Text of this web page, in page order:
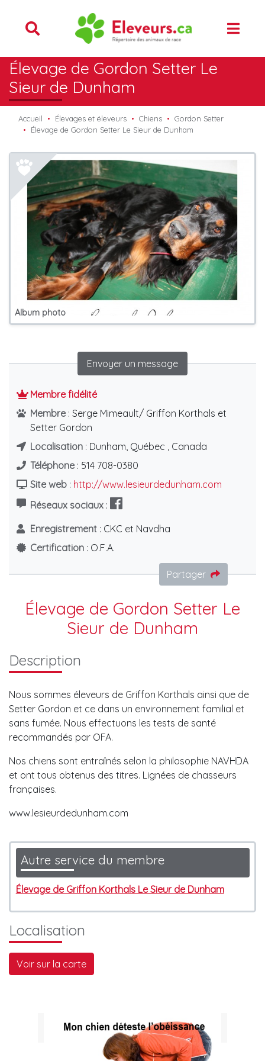
Élevage de Gordon Setter Le
Sieur de Dunham
Accueil Élevages et éleveurs Chiens
Gordon Setter
Élevage de Gordon Setter Le Sieur de Dunham
Album photo
Envoyer un message
Membre fidélité
Membre : Serge Mimeault/ Griffon Korthals et
Setter Gordon
Localisation : Dunham, Québec , Canada
Téléphone : 514 708-0380
Site web : http://www.lesieurdedunham.com
Réseaux sociaux :
Enregistrement : CKC et Navdha
Certification : O.F.A.
Partager
Élevage de Gordon Setter Le
Sieur de Dunham
Description
Nous sommes éleveurs de Griffon Korthals ainsi que de
Setter Gordon et ce dans un environnement familial et
sans fumée. Nous effectuons les tests de santé
recommandés par OFA.
Nos chiens sont entraînés selon la philosophie NAVHDA
et ont tous obtenus des titres. Lignées de chasseurs
françaises.
www.lesieurdedunham.com
Autre service du membre
Élevage de Griffon Korthals Le Sieur de Dunham
Localisation
Voir sur la carte